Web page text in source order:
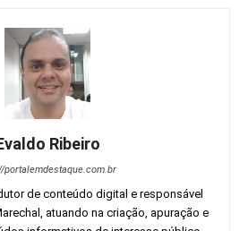
Ribeiro
portalemdestaque.com.br
de conteúdo digital e responsável
atuando na criação, apuração e